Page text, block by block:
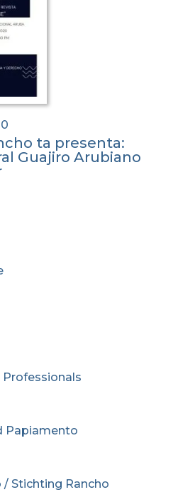
ta presenta:
Guajiro Arubiano
Professionals
Papiamento
/ Stichting Rancho